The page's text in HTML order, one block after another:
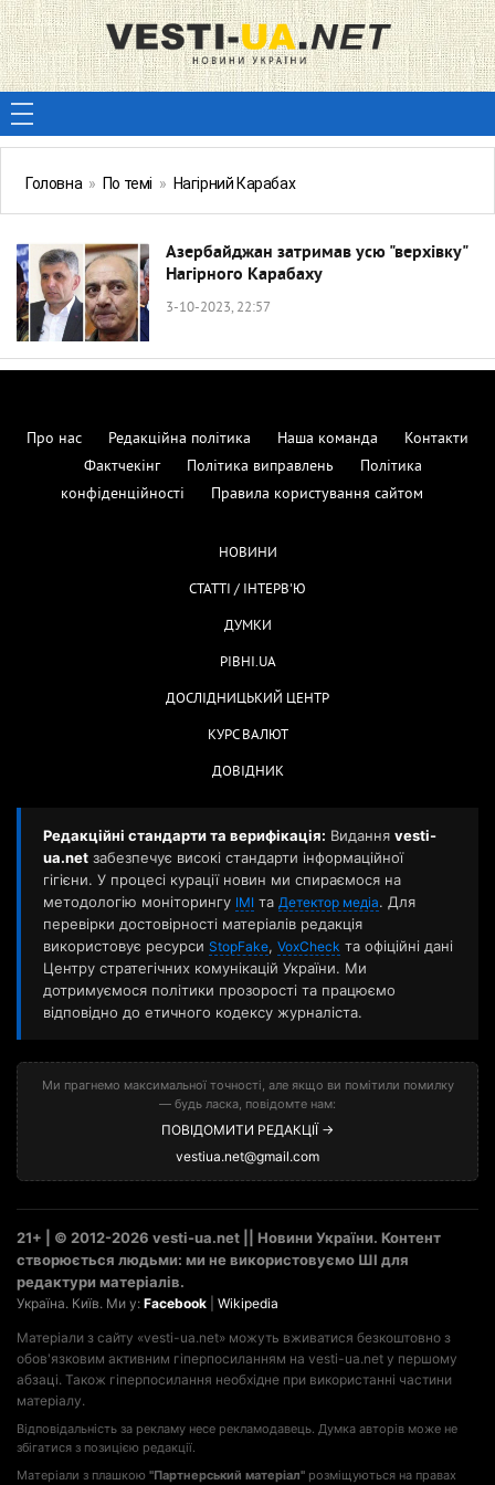
Головна » По темі » Нагірний Карабах
Азербайджан затримав усю "верхівку"
Нагірного Карабаху
3-10-2023, 22:57
Про нас Редакційна політика Наша команда
Контакти
Фактчекінг
Політика виправлень
Політика
конфіденційності
Правила користування сайтом
НОВИНИ
СТАТТІ / ІНТЕРВ'Ю
ДУМКИ
РІВНІ.UA
ДОСЛІДНИЦЬКИЙ ЦЕНТР
КУРС ВАЛЮТ
ДОВІДНИК
Редакційні стандарти та верифікація: Видання vesti-
ua.net забезпечує високі стандарти інформаційної
гігієни. У процесі курації новин ми спираємося на
методологію моніторингу ІМІ та Детектор медіа. Для
перевірки достовірності матеріалів редакція
використовує ресурси StopFake, VoxCheck та офіційні дані
Центру стратегічних комунікацій України. Ми
дотримуємося політики прозорості та працюємо
відповідно до етичного кодексу журналіста.
Ми прагнемо максимальної точності, але якщо ви помітили помилку
— будь ласка, повідомте нам:
ПОВІДОМИТИ РЕДАКЦІЇ →
vestiua.net@gmail.com
21+ | © 2012-2026 vesti-ua.net || Новини України. Контент
створюється людьми: ми не використовуємо ШІ для
редактури матеріалів.
Україна. Київ. Ми у: Facebook Wikipedia
Матеріали з сайту «vesti-ua.net» можуть вживатися безкоштовно з
обов'язковим активним гіперпосиланням на vesti-ua.net у першому
абзаці. Також гіперпосилання необхідне при використанні частини
матеріалу.
Відповідальність за рекламу несе рекламодавець. Думка авторів може не
збігатися з позицією редакції.
Матеріали з плашкою "Партнерський матеріал" розміщуються на правах